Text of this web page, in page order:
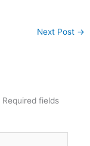
Next Post →
Required fields